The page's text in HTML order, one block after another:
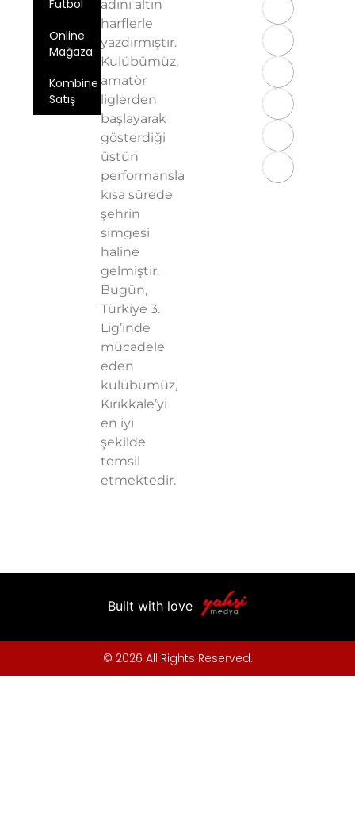
adını altın
harflerle
yazdırmıştır.
Kulübümüz,
amatör
liglerden
başlayarak
gösterdiği
üstün
performansla
kısa sürede
şehrin
simgesi
haline
gelmiştir.
Bugün,
Türkiye 3.
Lig’inde
mücadele
eden
kulübümüz,
Kırıkkale’yi
en iyi
şekilde
temsil
etmektedir.
Futbol
Online
Mağaza
Kombine
Satış
Built with love
© 2026 All Rights Reserved.